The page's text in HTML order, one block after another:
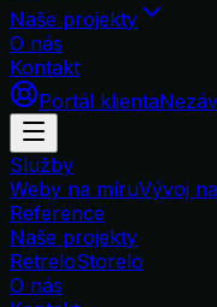
Naše projekty
O nás
Kontakt
Portál klienta
Služby
Weby na míruVývoj
Reference
Naše projekty
RetreloStorelo
O nás